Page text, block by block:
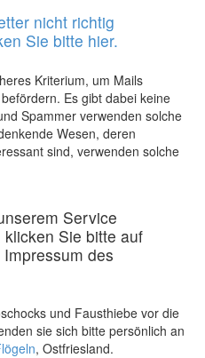
nicht richtig
Sie bitte hier.
Kriterium, um Mails
Es gibt dabei keine
Spammer verwenden solche
Wesen, deren
sind, verwenden solche
Service
Sie bitte auf
des
und Fausthiebe vor die
sie sich bitte persönlich an
, Ostfriesland.